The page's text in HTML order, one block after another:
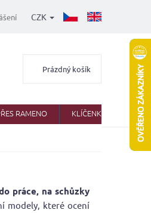
CZK
Nákupní
Prázdný košík
RAMENO KLÍČENKY
práce, na schůzky
modely, které ocení